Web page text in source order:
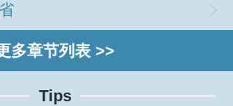
多章节列表 >>
Tips